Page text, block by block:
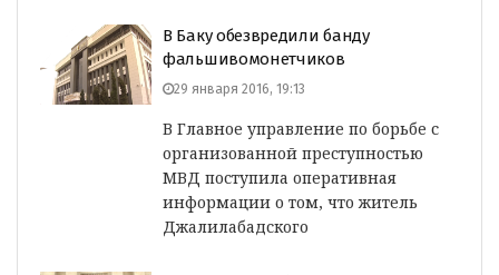
В Баку обезвредили банду
фальшивомонетчиков
29 января 2016, 19:13
В Главное управление по борьбе с
организованной преступностью
МВД поступила оперативная
информации о том, что житель
Джалилабадского